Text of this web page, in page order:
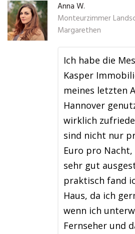
Anna W.
Monteurzimmer
Margarethen
Ich habe die
Kasper
meines letzten
Hannover
wirklich
sind nicht nur
Euro pro
sehr gut
praktisch fand
Haus, da ich
wenn ich
Fernseher und